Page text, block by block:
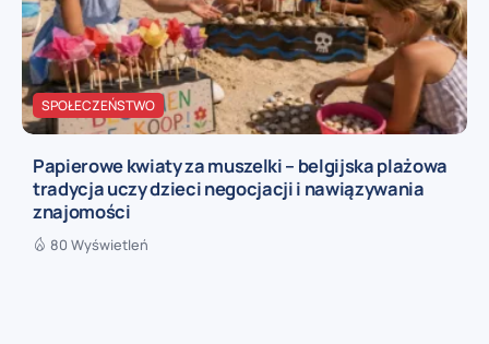
SPOŁECZEŃSTWO
Papierowe kwiaty za muszelki – belgijska plażowa
tradycja uczy dzieci negocjacji i nawiązywania
znajomości
80 Wyświetleń